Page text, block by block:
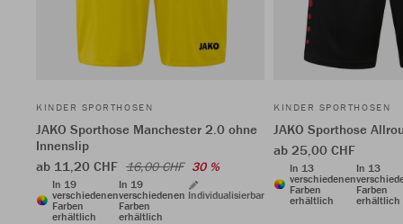
KINDER SPORTHOSEN
JAKO Sporthose Manchester 2.0 ohne
Innenslip
ab 11,20 CHF 16,00 CHF 30 %
In 19
verschiedenen
Farben
erhältlich
In 19
verschiedenen
Farben
erhältlich
Individualisierbar
KINDER SPORTHOSEN
JAKO Sporthose
ab 25,00 CHF
In 13
verschiedenen
Farben
erhältlich
In 13
Farben
erhältlich